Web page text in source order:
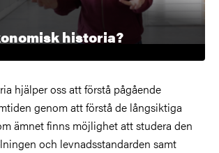
historia?
hjälper oss att förstå pågående
genom att förstå de långsiktiga
ämnet finns möjlighet att studera den
och levnadsstandarden samt